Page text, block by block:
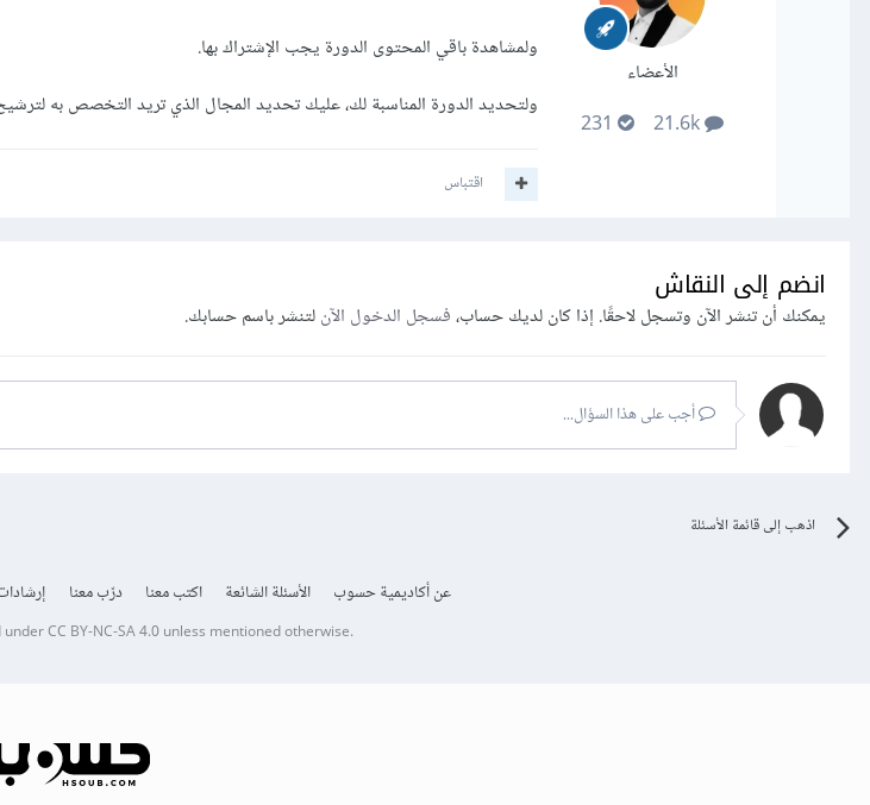
الأعضاء
ولمشاهدة باقي المحتوى الدورة يجب الإشتراك بها.
ولتحديد الدورة المناسبة لك، عليك تحديد المجال الذي تريد التخصص به
اقتباس
انضم إلى النقاش
يمكنك أن تنشر الآن وتسجل لاحقًا. إذا كان لديك حساب،فسجل الدخول الآنلتنشر باسم حسابك.
أجب على هذا السؤال...
اذهب إلى قائمة الأسئلة
عن أكاديمية حسوب الأسئلة الشائعة اكتب معنا درّب معنا
underCC BY-NC-SA 4.0unless mentioned otherwise.